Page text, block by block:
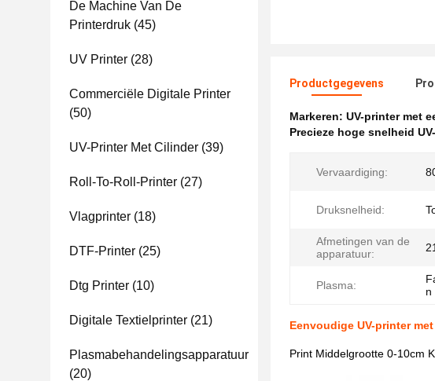
De Machine Van De
Printerdruk (45)
UV Printer (28)
Commerciële Digitale Printer
(50)
UV-Printer Met Cilinder (39)
Roll-To-Roll-Printer (27)
Vlagprinter (18)
DTF-Printer (25)
Dtg Printer (10)
Digitale Textielprinter (21)
Plasmabehandelingsapparatuur
(20)
Productgegevens
Markeren: UV-printer met
Precieze hoge snelheid
Vervaardiging:
Druksnelheid:
Afmetingen van de
apparatuur:
Plasma:
n
Eenvoudige UV-printer
Print Middelgrootte 0-10cm